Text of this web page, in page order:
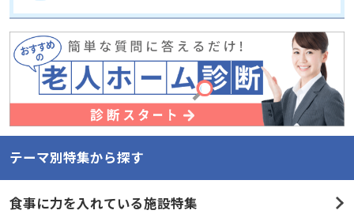
テーマ別特集から探す
食事に力を入れている施設特集